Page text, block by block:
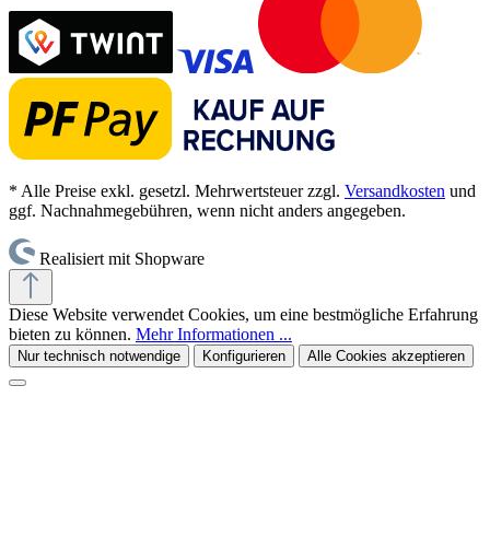
* Alle Preise exkl. gesetzl. Mehrwertsteuer zzgl. Versandkosten und
ggf. Nachnahmegebühren, wenn nicht anders angegeben.
Realisiert mit Shopware
Diese Website verwendet Cookies, um eine bestmögliche Erfahrung
bieten zu können. Mehr Informationen ...
Nur technisch notwendige Konfigurieren Alle Cookies akzeptieren